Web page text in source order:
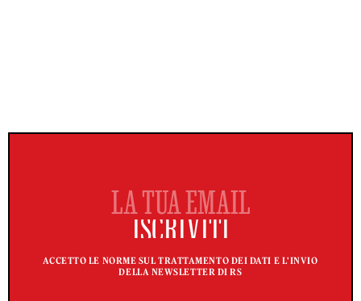
ACCETTO LE NORME SUL TRATTAMENTO DEI DATI E L'INVIO
DELLA NEWSLETTER DI RS